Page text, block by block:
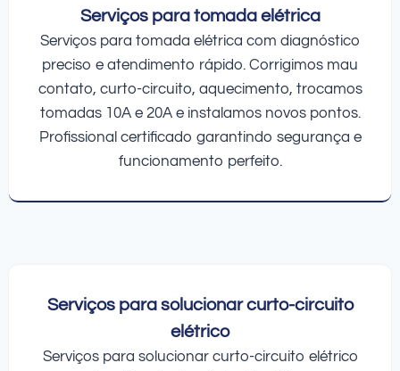
Serviços para tomada elétrica
Serviços para tomada elétrica com diagnóstico
preciso e atendimento rápido. Corrigimos mau
contato, curto-circuito, aquecimento, trocamos
tomadas 10A e 20A e instalamos novos pontos.
Profissional certificado garantindo segurança e
funcionamento perfeito.
Serviços para solucionar curto-circuito
elétrico
Serviços para solucionar curto-circuito elétrico